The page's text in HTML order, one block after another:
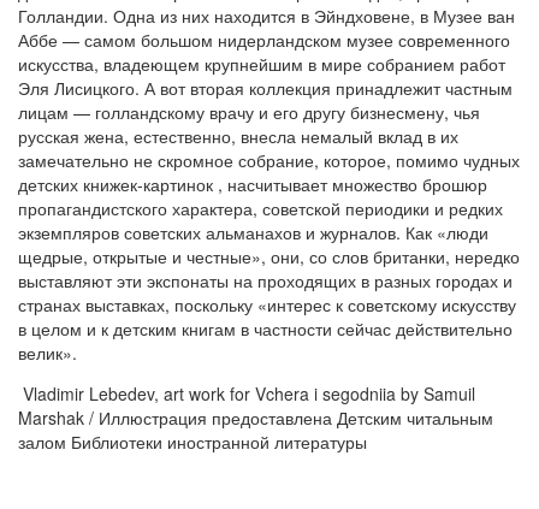
Голландии. Одна из них находится в Эйндховене, в Музее ван
Аббе — самом большом нидерландском музее современного
искусства, владеющем крупнейшим в мире собранием работ
Эля Лисицкого. А вот вторая коллекция принадлежит частным
лицам — голландскому врачу и его другу бизнесмену, чья
русская жена, естественно, внесла немалый вклад в их
замечательно не скромное собрание, которое, помимо чудных
детских книжек-картинок , насчитывает множество брошюр
пропагандистского характера, советской периодики и редких
экземпляров советских альманахов и журналов. Как «люди
щедрые, открытые и честные», они, со слов британки, нередко
выставляют эти экспонаты на проходящих в разных городах и
странах выставках, поскольку «интерес к советскому искусству
в целом и к детским книгам в частности сейчас действительно
велик».
Vladimir Lebedev, art work for Vchera i segodniia by Samuil
Marshak / Иллюстрация предоставлена Детским читальным
залом Библиотеки иностранной литературы